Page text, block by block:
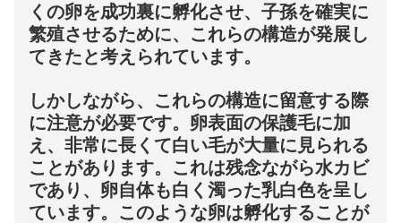
くの卵を成功裏に孵化させ、子孫を確実に
繁殖させるために、これらの構造が発展し
てきたと考えられています。
しかしながら、これらの構造に留意する際
に注意が必要です。卵表面の保護毛に加
え、非常に長くて白い毛が大量に見られる
ことがあります。これは残念ながら水カビ
であり、卵自体も白く濁った乳白色を呈し
ています。このような卵は孵化することが